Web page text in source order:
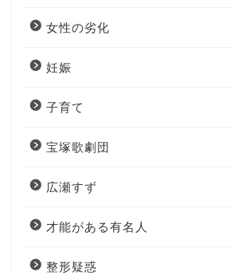
女性の劣化
妊娠
子育て
宝塚歌劇団
広瀬すず
才能がある有名人
整形疑惑